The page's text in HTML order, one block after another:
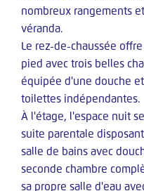
nombreux rangements
véranda.
Le rez-de-chaussée
pied avec trois belles
équipée d'une douche
toilettes indépendantes.
À l'étage, l'espace nuit
suite parentale
salle de bains avec
seconde chambre
sa propre salle d'eau